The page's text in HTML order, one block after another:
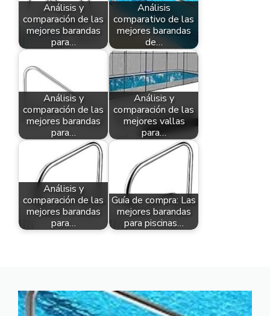
Análisis y
comparación de las
mejores barandas
para…
Análisis
comparativo de las
mejores barandas
de…
Análisis y
comparación de las
mejores barandas
para…
Análisis y
comparación de las
mejores vallas
para…
Análisis y
comparación de las
mejores barandas
para…
Guía de compra: Las
mejores barandas
para piscinas…